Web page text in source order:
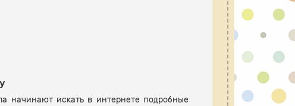
начинают искать в интернете подробные